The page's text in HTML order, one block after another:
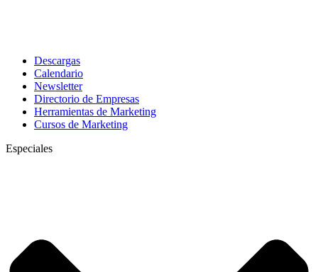
Descargas
Calendario
Newsletter
Directorio de Empresas
Herramientas de Marketing
Cursos de Marketing
Especiales